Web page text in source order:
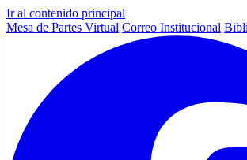
Ir al contenido principal
Mesa de Partes Virtual Correo Institucional